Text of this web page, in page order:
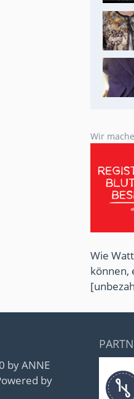
Wir
Wie
können,
by ANNE
by